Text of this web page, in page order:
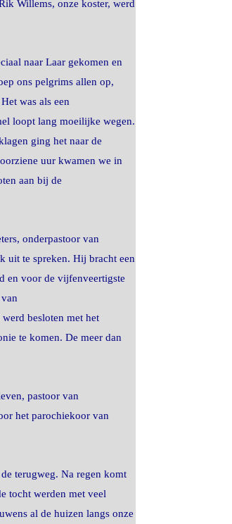
Willems, onze koster, werd
naar Laar gekomen en
ons pelgrims allen op,
was als een
loopt lang moeilijke wegen.
ging het naar de
uur kwamen we in
aan bij de
onderpastoor van
uit te spreken. Hij bracht een
en voor de vijfenveertigste
besloten met het
te komen. De meer dan
pastoor van
het parochiekoor van
terugweg. Na regen komt
tocht werden met veel
al de huizen langs onze